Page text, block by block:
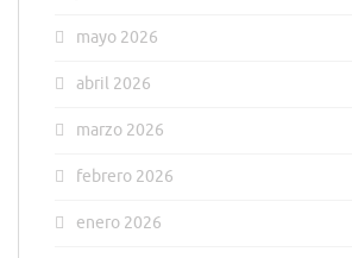
mayo 2026
abril 2026
marzo 2026
febrero 2026
enero 2026